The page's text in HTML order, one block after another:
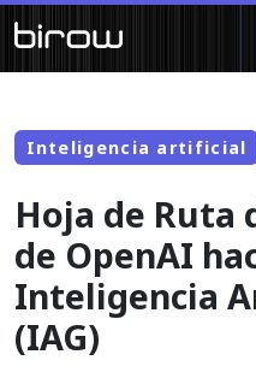
Inteligencia artificial
Hoja de Ruta
de OpenAI
Inteligencia
(IAG)